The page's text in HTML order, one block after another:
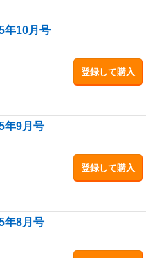
泰子）Report 樹原涼子氏による
（正鬼奈保）ブルクミュラーク
３歳からのプレレッスン（菊
知っておきたい ピアノ演奏に
スタンス理論」で探る違和感の
6/4～21（雨宮さくら、原 明美、
導入教本のやさしいアナリーゼ
こ先生のやさしい楽典講座（菅
く 豊島奈里ムジカ通信／レッ
（長井進之介）ムジカノーヴァ
の表紙の絵（引地 渉）・奥付
年10月号
登録して購入
年9月号
登録して購入
年8月号